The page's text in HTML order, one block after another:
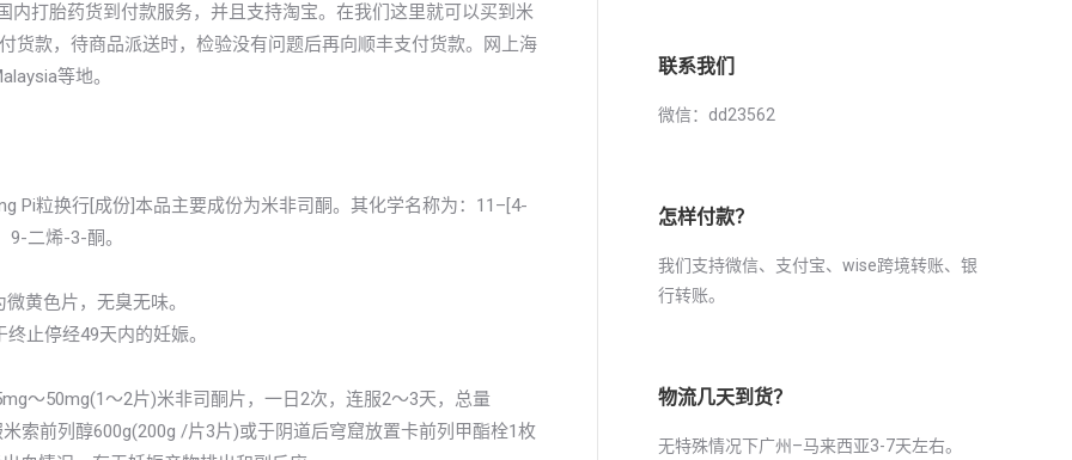
打胎药货到付款服务，并且支持淘宝。在我们这里就可以买到米
货款，待商品派送时，检验没有问题后再向顺丰支付货款。网上海
等地。
Pi粒换行[成份]本品主要成份为米非司酮。其化学名称为：11–[4-
二烯-3-酮。
黄色片，无臭无味。
止停经49天内的妊娠。
～50mg(1～2片)米非司酮片，一日2次，连服2～3天，总量
索前列醇600g(200g /片3片)或于阴道后穹窟放置卡前列甲酯栓1枚
联系我们
微信：dd23562
怎样付款？
我们支持微信、支付宝、wise跨境转账、银
行转账。
物流几天到货？
无特殊情况下广州–马来西亚3-7天左右。